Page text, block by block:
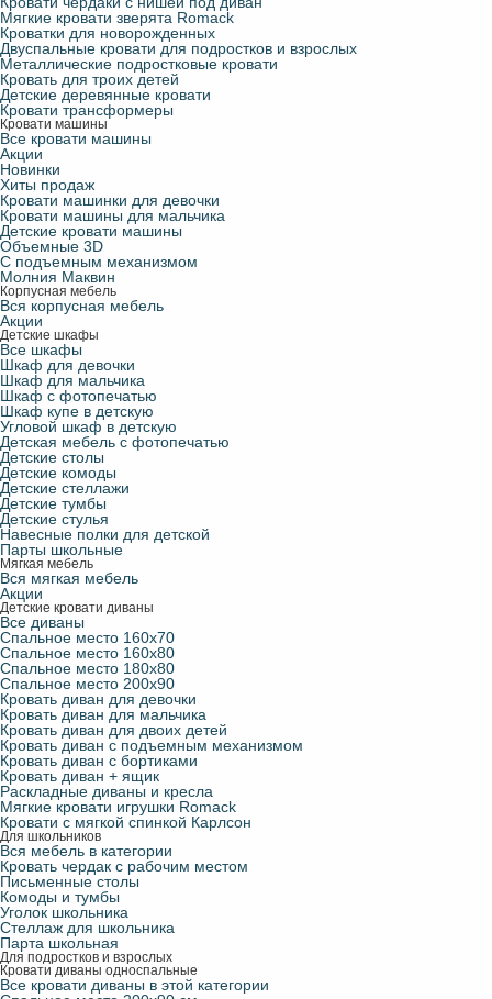
Мягкие кровати зверята Romack
Кроватки для новорожденных
Двуспальные кровати для подростков и взрослых
Металлические подростковые кровати
Кровать для троих детей
Детские деревянные кровати
Кровати трансформеры
Кровати машины
Все кровати машины
Акции
Новинки
Хиты продаж
Кровати машинки для девочки
Кровати машины для мальчика
Детские кровати машины
Объемные 3D
С подъемным механизмом
Молния Маквин
Корпусная мебель
Вся корпусная мебель
Акции
Детские шкафы
Все шкафы
Шкаф для девочки
Шкаф для мальчика
Шкаф с фотопечатью
Шкаф купе в детскую
Угловой шкаф в детскую
Детская мебель с фотопечатью
Детские столы
Детские комоды
Детские стеллажи
Детские тумбы
Детские стулья
Навесные полки для детской
Парты школьные
Мягкая мебель
Вся мягкая мебель
Акции
Детские кровати диваны
Все диваны
Спальное место 160х70
Спальное место 160х80
Спальное место 180х80
Спальное место 200х90
Кровать диван для девочки
Кровать диван для мальчика
Кровать диван для двоих детей
Кровать диван с подъемным механизмом
Кровать диван с бортиками
Кровать диван + ящик
Раскладные диваны и кресла
Мягкие кровати игрушки Romack
Кровати с мягкой спинкой Карлсон
Для школьников
Вся мебель в категории
Кровать чердак с рабочим местом
Письменные столы
Комоды и тумбы
Уголок школьника
Стеллаж для школьника
Парта школьная
Для подростков и взрослых
Кровати диваны односпальные
Все кровати диваны в этой категории